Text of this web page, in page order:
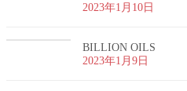
2023年1月10日
BILLION OILS
2023年1月9日